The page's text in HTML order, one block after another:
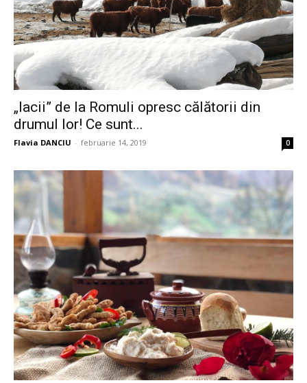
„Iacii” de la Romuli opresc călătorii din
drumul lor! Ce sunt...
Flavia DANCIU - februarie 14, 2019 0